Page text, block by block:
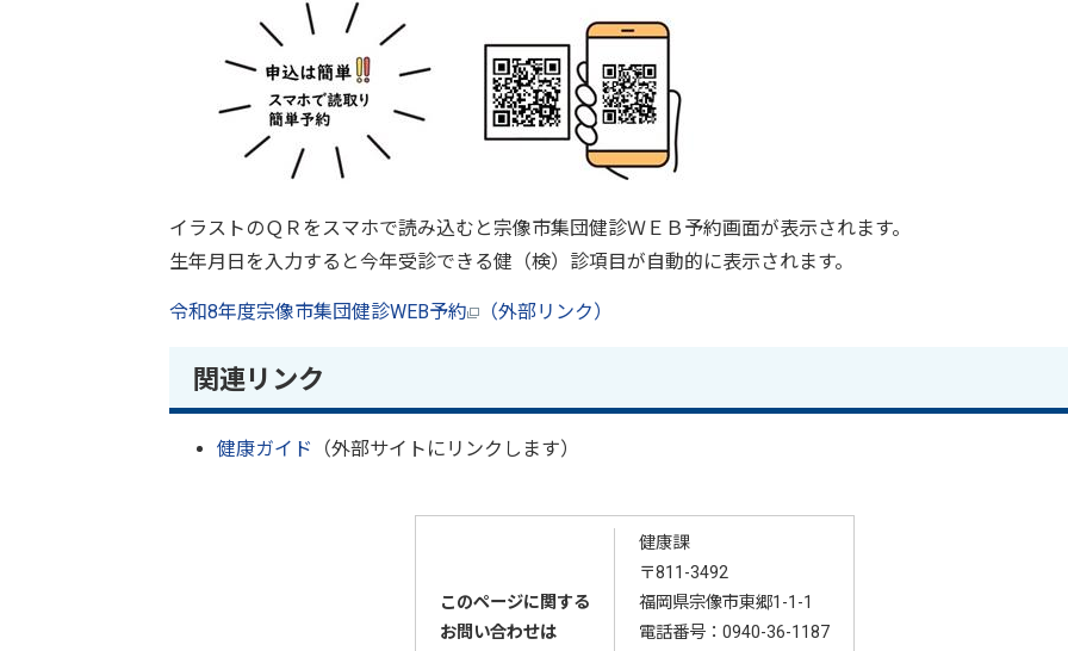
イラストのＱＲをスマホで読み込むと宗像市集団健診ＷＥＢ予約画面が表示されます。
生年月日を入力すると今年受診できる健（検）診項目が自動的に表示されます。
令和8年度宗像市集団健診WEB予約 （外部リンク）
関連リンク
健康ガイド （外部サイトにリンクします）
このページに関する
お問い合わせは
健康課
〒811-3492
福岡県宗像市東郷1-1-1
電話番号： 0940-36-1187